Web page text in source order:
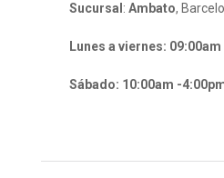
Sucursal :Ambato,
Lunes a viernes:
Sábado: 10:00am -